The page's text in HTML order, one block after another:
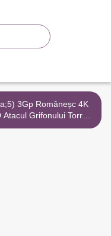
3Gp Româneșc 4K
Atacul Grifonului Torrent
>